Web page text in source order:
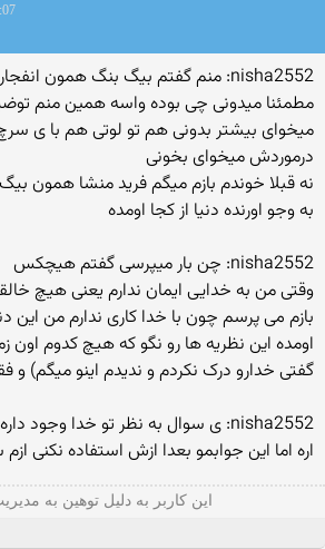
nisha2552: منم گفتم بیگ بنگ همون انفجار بزرگ
مطمئنا میدونی چی بوده واسه همین منم
میخوای بیشتر بدونی هم تو لوتی هم با ی
درموردش میخوای بخونی
نه قبلا خوندم بازم میگم فرید منشا همون
به وجو اورنده دنیا از کجا اومده
nisha2552: چن بار میپرسی گفتم هیچکس
وقتی من به خدایی ایمان ندارم یعنی هیچ
بازم می پرسم چون با خدا کاری ندارم من این
اومده این نظریه ها رو نگو که هیچ کدوم اون
گفتی خدارو درک نکردم و ندیدم اینو میگم) و
nisha2552: ی سوال به نظر تو خدا وجود داره درسته؟؟
اره اما این جوابمو بعدا ازش استفاده نکنی
این کاربر به دلیل توهین به